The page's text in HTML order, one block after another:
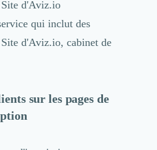
qui inclut des
d'Aviz.io, cabinet de
sur les pages de